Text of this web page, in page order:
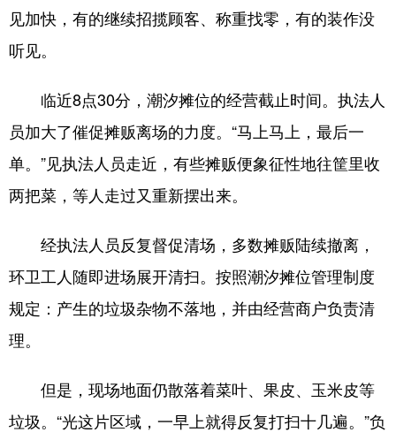
见加快，有的继续招揽顾客、称重找零，有的装作没
听见。
临近8点30分，潮汐摊位的经营截止时间。执法人
员加大了催促摊贩离场的力度。“马上马上，最后一
单。”见执法人员走近，有些摊贩便象征性地往筐里收
两把菜，等人走过又重新摆出来。
经执法人员反复督促清场，多数摊贩陆续撤离，
环卫工人随即进场展开清扫。按照潮汐摊位管理制度
规定：产生的垃圾杂物不落地，并由经营商户负责清
理。
但是，现场地面仍散落着菜叶、果皮、玉米皮等
垃圾。“光这片区域，一早上就得反复打扫十几遍。”负